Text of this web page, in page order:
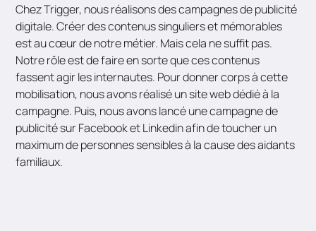
Chez Trigger, nous réalisons des campagnes de publicité
digitale. Créer des contenus singuliers et mémorables
est au cœur de notre métier. Mais cela ne suffit pas.
Notre rôle est de faire en sorte que ces contenus
fassent agir les internautes. Pour donner corps à cette
mobilisation, nous avons réalisé un site web dédié à la
campagne. Puis, nous avons lancé une campagne de
publicité sur Facebook et Linkedin afin de toucher un
maximum de personnes sensibles à la cause des aidants
familiaux.